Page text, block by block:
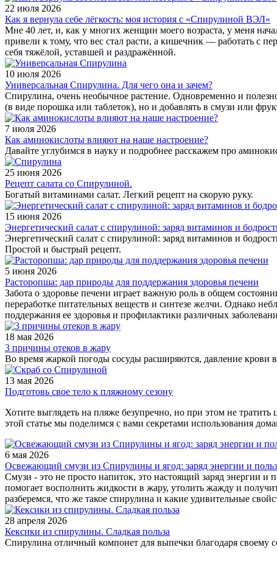
22 июля 2026
Как я вернула себе лёгкость: моя история с «Спирулиной ВЭЛ»
Мне 40 лет, и, как у многих женщин моего возраста, у меня
привели к тому, что вес стал расти, а кишечник — работать с
себя тяжёлой, уставшей и раздражённой.
10 июля 2026
Универсальная Спирулина. Для чего она и зачем?
Спирулина, очень необычное растение. Одновременно и
(в виде порошка или таблеток), но и добавлять в смузи или
7 июля 2026
Как аминокислоты влияют на наше настроение?
Давайте углубимся в науку и подробнее расскажем про
25 июня 2026
Рецепт салата со Спирулиной.
Богатый витаминами салат. Легкий рецепт на скорую руку.
15 июня 2026
Энергетический салат с спирулиной: заряд витаминов и
Энергетический салат с спирулиной: заряд витаминов и
Простой и быстрый рецепт.
5 июня 2026
Расторопша: дар природы для поддержания здоровья печени
Забота о здоровье печени играет важную роль в общем
переработке питательных веществ и синтезе желчи. Однако
поддержания ее здоровья и профилактики различных
18 мая 2026
3 причины отеков в жару
Во время жаркой погоды сосуды расширяются, давление крови
13 мая 2026
Подготовь свое тело к пляжному сезону
Хотите выглядеть на пляже безупречно, но при этом не
этой статье мы поделимся с вами секретами использования
6 мая 2026
Освежающий смузи из Спирулины и ягод: заряд энергии и
Смузи - это не просто напиток, это настоящий заряд энергии
помогает восполнить жидкости в жару, утолить жажду и
разберемся, что же такое спирулина и какие удивительные
28 апреля 2026
Кексики из спирулины. Сладкая польза
Спирулина отличный компонет для выпечки благодаря своему